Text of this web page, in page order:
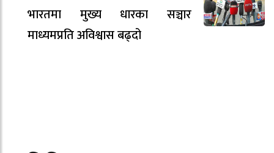
भारतमा मुख्य धारका सञ्चार
माध्यमप्रति अविश्वास बढ्दो